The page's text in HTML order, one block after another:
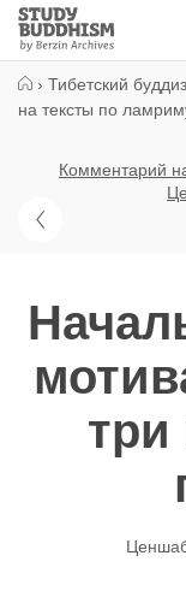
Close
Study
Buddhism
› Тибетский
на тексты по
Комментарий
три